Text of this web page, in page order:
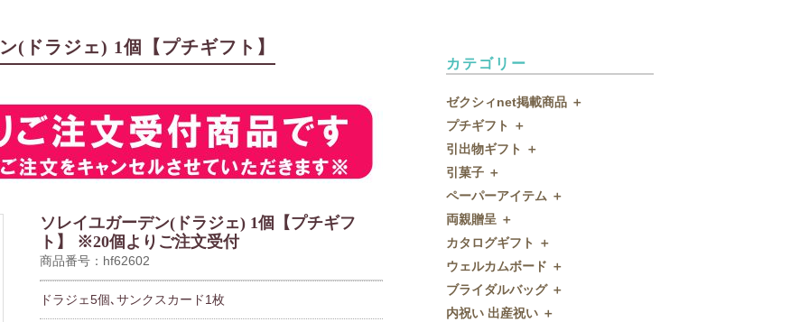
(ドラジェ) 1個【プチギフト】
ソレイユガーデン(ドラジェ) 1個【プチギフ
ト】 ※20個よりご注文受付
商品番号：hf62602
ドラジェ5個､サンクスカード1枚
カテゴリー
ゼクシィnet掲載商品 ＋
ゼクシィnet掲載商品
プチギフト ＋
プチギフト
ウェルカムプチギフト
アメニティ
キャンディー・金平糖
クッキー
スプーン
チョコレート
ディズニー
引出物ギフト ＋
引出物ギフト
グラス
タオル・石鹸・名披露目
ディズニーギフト
今治タオル
引出物セット
和食器
引菓子 ＋
引菓子
バウムクーヘン
洋菓子
和菓子
FLAVOR
ペーパーアイテム ＋
ペーパーアイテム
招待状
席次表
席札
付箋・メッセージカード
両親贈呈 ＋
両親贈呈
ディズニーウェイトドール
ウェイトベア
子育て卒業証書
カタログギフト ＋
カタログギフト
OCEAN&TERRE GOURMET
SHIKISAI ONE
ウェルカムボード ＋
ウェルカムボード
カラーステンドグラス調
ブライダルバッグ ＋
ブライダルバッグ
内祝い 出産祝い ＋